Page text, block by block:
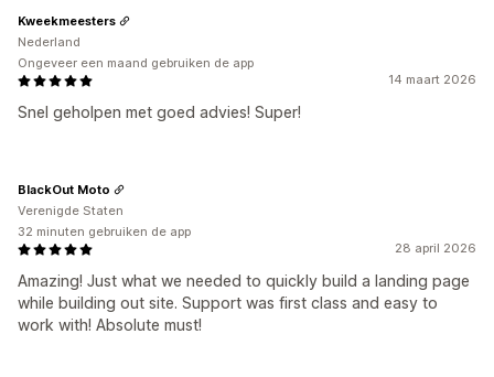
14 maart 2026
Snel geholpen met goed advies! Super!
Kweekmeesters
Nederland
Ongeveer een maand gebruiken de app
28 april 2026
Amazing! Just what we needed to quickly build a landing page
while building out site. Support was first class and easy to
work with! Absolute must!
BlackOut Moto
Verenigde Staten
32 minuten gebruiken de app